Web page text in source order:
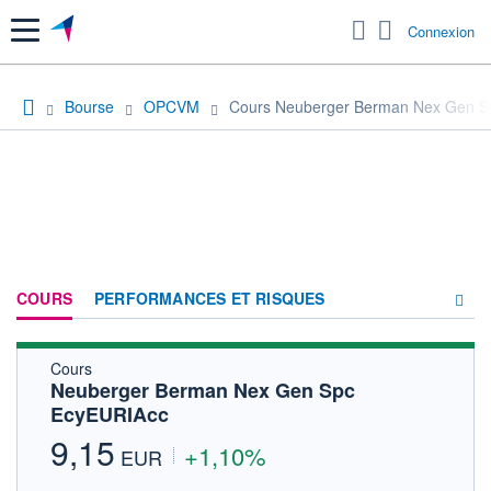
Menu Connexion
Bourse OPCVM Cours Neuberger Berman Nex Gen
COURS PERFORMANCES ET RISQUES
FORUM
Cours
Neuberger Berman Nex Gen Spc
EcyEURIAcc
9,15 EUR +1,10%